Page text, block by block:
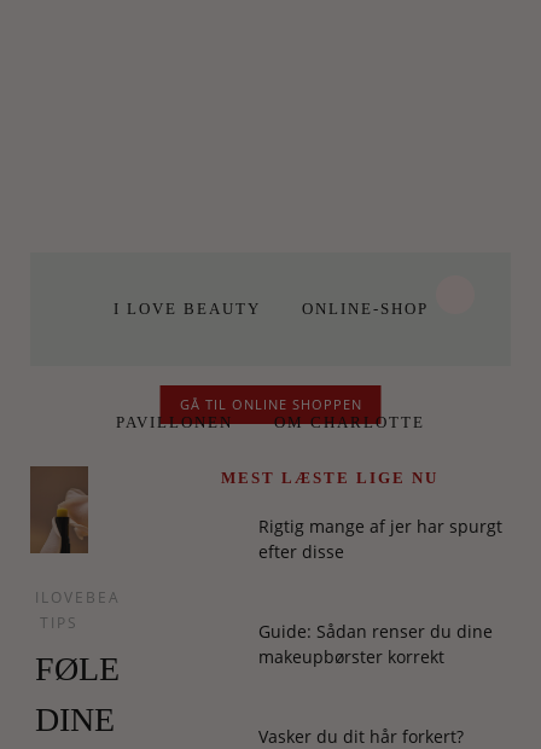
I LOVE BEAUTY ONLINE-SHOP
PAVILLONEN OM CHARLOTTE
GÅ TIL ONLINE SHOPPEN
ILOVEBEAUTY
TIPS
FØLES
DINE
MEST LÆSTE LIGE NU
Rigtig mange af jer har spurgt
efter disse
Guide: Sådan renser du dine
makeupbørster korrekt
Vasker du dit hår forkert?